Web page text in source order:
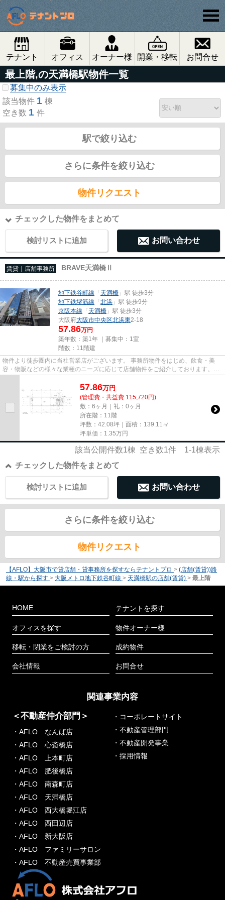
テナント オフィス オーナー様 開業・移転 お問合せ
最上階,の天満橋駅物件一覧
募集中のみ表示
該当物件 1 棟
空き数 1 件
駅で絞り込む
さらに条件を絞り込む
物件リクエスト
チェックした物件をまとめて
検討リストに追加 お問い合わせ
賃貸｜店舗事務所 BRAVE天満橋Ⅱ
地下鉄谷町線 「天満橋 」駅 徒歩3分
地下鉄堺筋線 「北浜 」駅 徒歩9分
京阪本線 「天満橋 」駅 徒歩3分
大阪府大阪市中央区北浜東2-18
57.86万円
築年数：築1年 ｜募集中： 1室
階数：11階建
物件より徒歩圏内に当社営業店がございます。 事務所物件をはじめ、飲食・美
容・物販などの様々な業種のニーズに応じて店舗物件をご紹介しております。
尚、弊社ではおとり広告は一切...
57.86万円
(管理費・共益費 115,720円)
敷：6ヶ月｜礼：0ヶ月
所在階：11階
坪数：42.08坪｜面積：139.11㎡
坪単価： 1.35万円
該当公開件数1棟 空き数1件 1-1棟表示
チェックした物件をまとめて
お問い合わせ
検討リストに追加
さらに条件を絞り込む
物件リクエスト
【AFLO】大阪市で貸店舗・貸事務所を探すならテナントプロ > (店舗(賃貸))路
線・駅から探す > 大阪メトロ地下鉄谷町線 > 天満橋駅の店舗(賃貸) > 最上階
HOME
オフィスを探す
移転・閉業をご検討の方
会社情報
テナントを探す
物件オーナー様
成約物件
お問合せ
関連事業内容
＜不動産仲介部門＞
・AFLO なんば店
・AFLO 心斎橋店
・AFLO 上本町店
・AFLO 肥後橋店
・AFLO 南森町店
・AFLO 天満橋店
・AFLO 西大橋堀江店
・AFLO 西田辺店
・AFLO 新大阪店
・AFLO ファミリーサロン
・AFLO 不動産売買事業部
・コーポレートサイト
・不動産管理部門
・不動産開発事業
・採用情報